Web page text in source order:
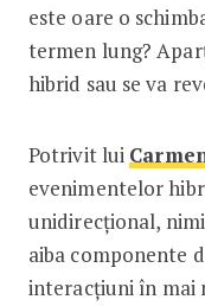
este oare o
termen lung?
hibrid sau se va
Potrivit lui
evenimentelor
unidirecțional,
aiba componente
interacțiuni în mai